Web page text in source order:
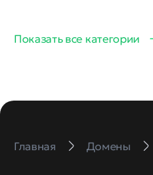
Показать все категории
Главная Домены